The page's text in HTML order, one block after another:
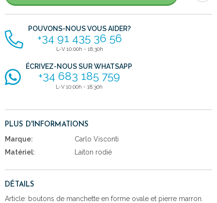
POUVONS-NOUS VOUS AIDER?
+34 91 435 36 56
L-V 10:00h - 18:30h
ÉCRIVEZ-NOUS SUR WHATSAPP
+34 683 185 759
L-V 10:00h - 18:30h
PLUS D'INFORMATIONS
Marque:
Carlo Visconti
Matériel:
Laiton rodié
DÉTAILS
Article: boutons de manchette en forme ovale et pierre marron.